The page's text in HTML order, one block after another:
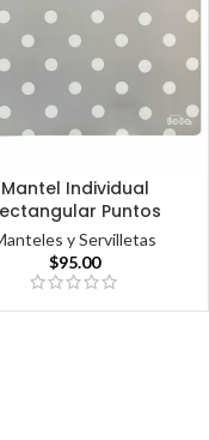
Mantel Individual
Puntos
y Servilletas
$95.00